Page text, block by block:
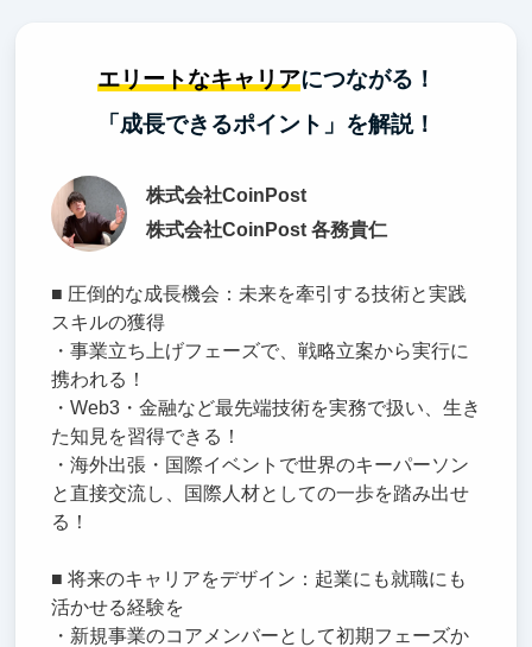
エリートなキャリアにつながる！
「成長できるポイント」を解説！
株式会社CoinPost
株式会社CoinPost 各務貴仁
■ 圧倒的な成長機会：未来を牽引する技術と実践
スキルの獲得
・事業立ち上げフェーズで、戦略立案から実行に
携われる！
・Web3・金融など最先端技術を実務で扱い、生き
た知見を習得できる！
・海外出張・国際イベントで世界のキーパーソン
と直接交流し、国際人材としての一歩を踏み出せ
る！
■ 将来のキャリアをデザイン：起業にも就職にも
活かせる経験を
・新規事業のコアメンバーとして初期フェーズか